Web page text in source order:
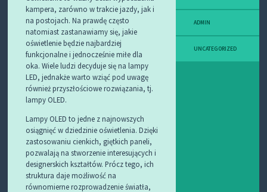
kampera, zarówno w trakcie jazdy, jak i
na postojach. Na prawdę często
natomiast zastanawiamy się, jakie
oświetlenie będzie najbardziej
funkcjonalne i jednocześnie miłe dla
oka. Wiele ludzi decyduje się na lampy
LED, jednakże warto wziąć pod uwagę
również przyszłościowe rozwiązania, tj.
lampy OLED.
Lampy OLED to jedne z najnowszych
osiągnięć w dziedzinie oświetlenia. Dzięki
zastosowaniu cienkich, giętkich paneli,
pozwalają na stworzenie interesujących i
designerskich kształtów. Prócz tego, ich
struktura daje możliwość na
równomierne rozprowadzenie światła,
ADMIN
UNCATEGORIZED